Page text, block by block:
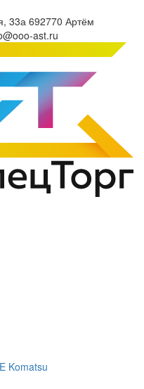
33а 692770 Артём
ast.ru
Komatsu